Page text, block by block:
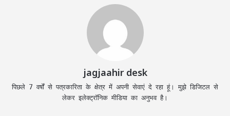
jagjaahir desk
पिछले 7 वर्षों से पत्रकारिता के क्षेत्र में अपनी सेवाएं दे रहा हूं। मुझे डिजिटल से
लेकर इलेक्ट्रॉनिक मीडिया का अनुभव है।